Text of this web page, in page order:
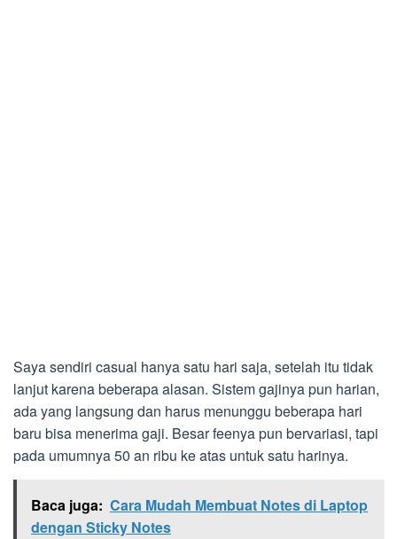
Saya sendiri casual hanya satu hari saja, setelah itu tidak
lanjut karena beberapa alasan. Sistem gajinya pun harian,
ada yang langsung dan harus menunggu beberapa hari
baru bisa menerima gaji. Besar feenya pun bervariasi, tapi
pada umumnya 50 an ribu ke atas untuk satu harinya.
Baca juga: Cara Mudah Membuat Notes di Laptop
dengan Sticky Notes